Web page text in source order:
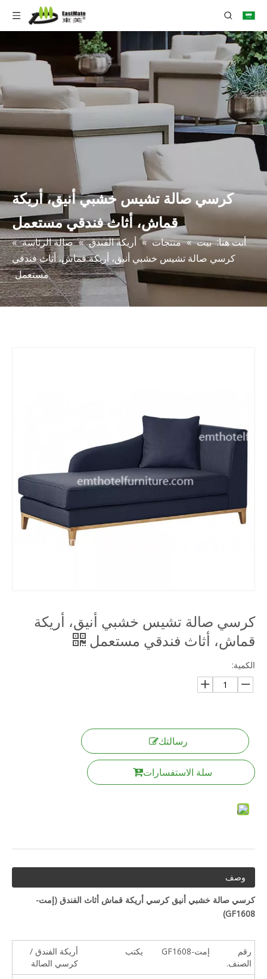
كرسي صالة تشيس خشبي أنيق، أريكة
قماش، أثاث فندقي مستعمل
أنت هنا: بيت » منتجات » أريكة الفندق » صالة الرئاسة »
كرسي صالة تشيس خشبي أنيق، أريكة قماش، أثاث فندقي
مستعمل
كرسي صالة تشيس خشبي أنيق، أريكة
قماش، أثاث فندقي مستعمل
الكمية:
رسالتك
سلة الاستفسارات
وصف
كرسي صالة خشبي أنيق كرسي أريكة قماش أثاث الفندق (إمت-
GF1608
)
رقم
الصنف.
إمت-GF1608 يكتب
أريكة الفندق /
كرسي الصالة